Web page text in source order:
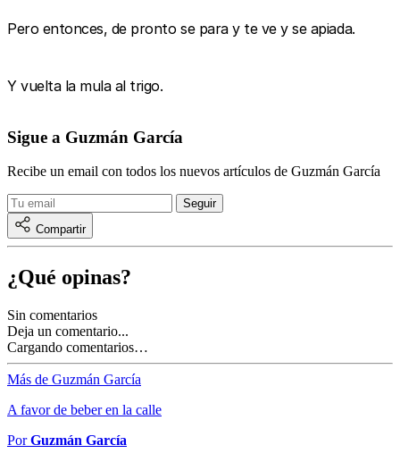
Pero entonces, de pronto se para y te ve y se apiada.
Y vuelta la mula al trigo.
Sigue a Guzmán García
Recibe un email con todos los nuevos artículos de Guzmán García
Compartir
¿Qué opinas?
Sin comentarios
Deja un comentario...
Cargando comentarios…
Más de Guzmán García
A favor de beber en la calle
PorGuzmán García